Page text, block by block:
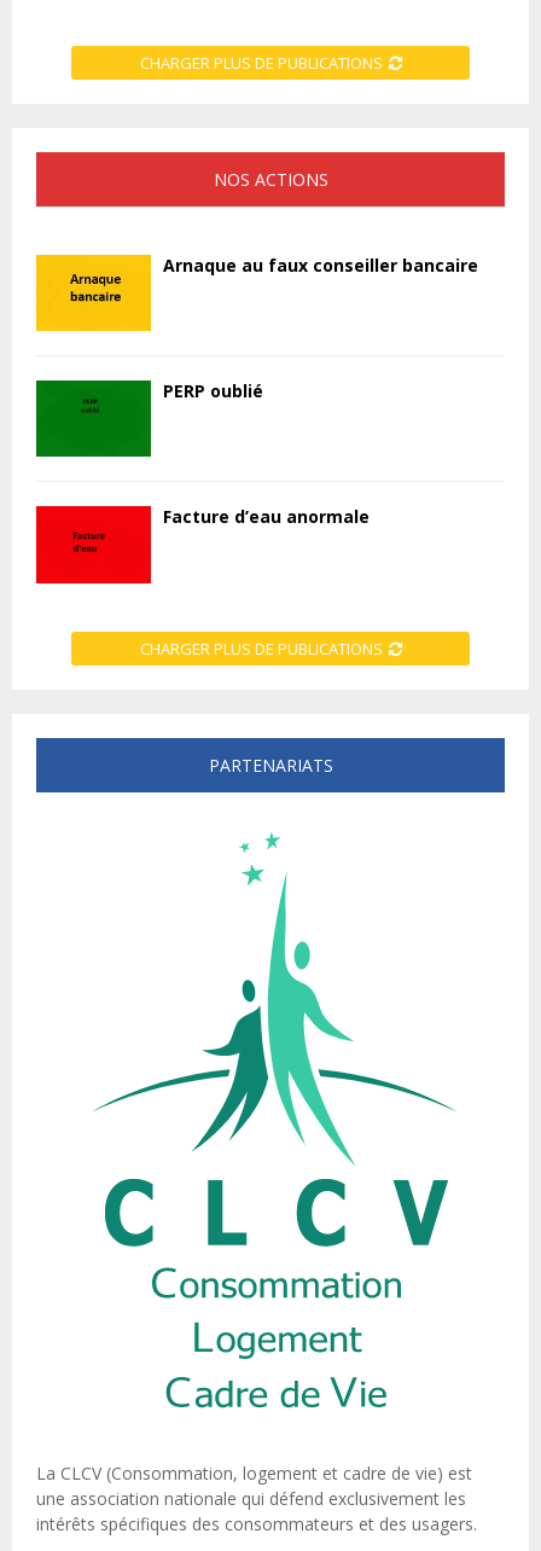
CHARGER PLUS DE PUBLICATIONS
NOS ACTIONS
Arnaque au faux conseiller bancaire
PERP oublié
Facture d’eau anormale
CHARGER PLUS DE PUBLICATIONS
PARTENARIATS
La CLCV (Consommation, logement et cadre de vie) est
une association nationale qui défend exclusivement les
intérêts spécifiques des consommateurs et des usagers.